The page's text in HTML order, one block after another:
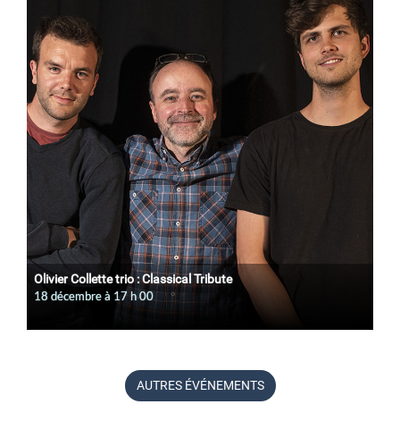
Olivier Collette trio : Classical Tribute
18 décembre à 17 h 00
AUTRES ÉVÉNEMENTS